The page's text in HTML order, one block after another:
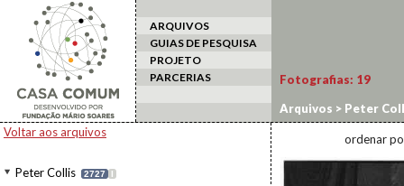
ARQUIVOS
GUIAS DE PESQUISA
PROJETO
PARCERIAS
Voltar aos arquivos
Peter Collis 2727 I
Fotografias: 19
Arquivos > Peter
ordenar